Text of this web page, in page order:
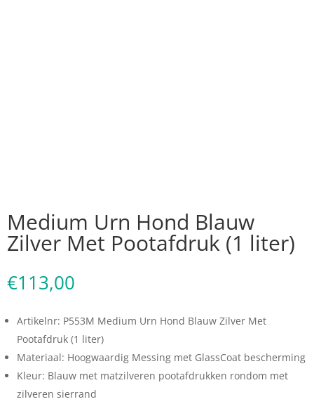
Medium Urn Hond Blauw
Zilver Met Pootafdruk (1 liter)
€113,00
Artikelnr: P553M Medium Urn Hond Blauw Zilver Met
Pootafdruk (1 liter)
Materiaal: Hoogwaardig Messing met GlassCoat bescherming
Kleur: Blauw met matzilveren pootafdrukken rondom met
zilveren sierrand